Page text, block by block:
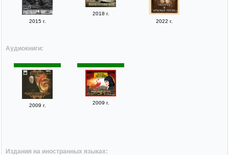
2015 г.
2018 г.
2022 г.
Аудиокниги:
2009 г. 2009 г.
Издания на иностранных языках: